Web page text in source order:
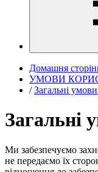
Домашня
УМОВИ
/ Загальні
Загальні
Ми забезпечуємо
не передаємо їх